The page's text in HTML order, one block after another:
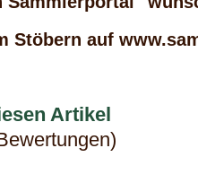
Stöbern auf
Artikel